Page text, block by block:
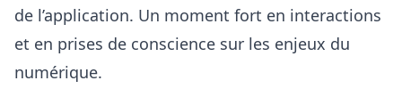
de l’application. Un moment fort en interactions
et en prises de conscience sur les enjeux du
numérique.